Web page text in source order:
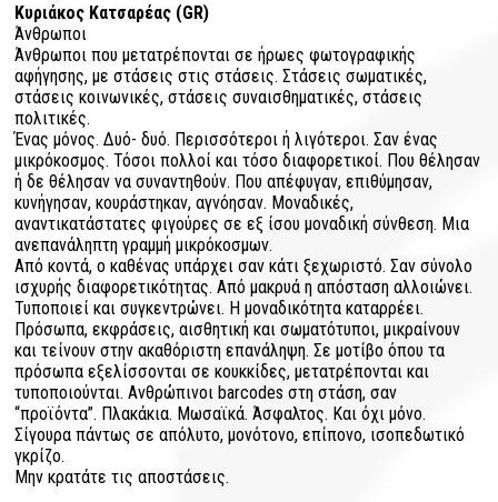
Κυριάκος Κατσαρέας (GR)
Άνθρωποι
Άνθρωποι που μετατρέπονται σε ήρωες φωτογραφικής
αφήγησης, με στάσεις στις στάσεις. Στάσεις σωματικές,
στάσεις κοινωνικές, στάσεις συναισθηματικές, στάσεις
πολιτικές.
Ένας μόνος. Δυό- δυό. Περισσότεροι ή λιγότεροι. Σαν ένας
μικρόκοσμος. Τόσοι πολλοί και τόσο διαφορετικοί. Που θέλησαν
ή δε θέλησαν να συναντηθούν. Που απέφυγαν, επιθύμησαν,
κυνήγησαν, κουράστηκαν, αγνόησαν. Μοναδικές,
αναντικατάστατες φιγούρες σε εξ ίσου μοναδική σύνθεση. Μια
ανεπανάληπτη γραμμή μικρόκοσμων.
Από κοντά, ο καθένας υπάρχει σαν κάτι ξεχωριστό. Σαν σύνολο
ισχυρής διαφορετικότητας. Από μακρυά η απόσταση αλλοιώνει.
Τυποποιεί και συγκεντρώνει. Η μοναδικότητα καταρρέει.
Πρόσωπα, εκφράσεις, αισθητική και σωματότυποι, μικραίνουν
και τείνουν στην ακαθόριστη επανάληψη. Σε μοτίβο όπου τα
πρόσωπα εξελίσσονται σε κουκκίδες, μετατρέπονται και
τυποποιούνται. Ανθρώπινοιbarcodesστη στάση, σαν
“προϊόντα”. Πλακάκια. Μωσαϊκά. Άσφαλτος. Και όχι μόνο.
Σίγουρα πάντως σε απόλυτο, μονότονο, επίπονο, ισοπεδωτικό
γκρίζο.
Μην κρατάτε τις αποστάσεις.